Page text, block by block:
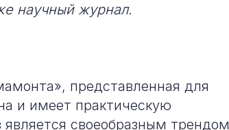
научный журнал.
представленная для
и имеет практическую
своеобразным трендом